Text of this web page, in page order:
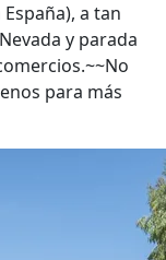
a tan
y parada
para más